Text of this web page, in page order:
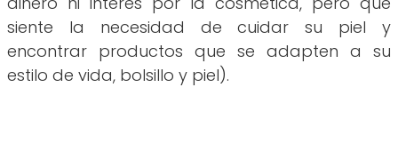
siente la necesidad de cuidar su piel y
encontrar productos que se adapten a su
estilo de vida, bolsillo y piel).